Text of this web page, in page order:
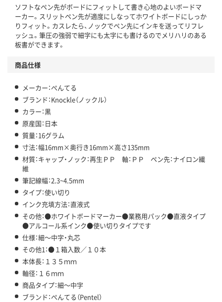
ソフトなペン先がボードにフィットして書き心地のよいボードマ
ーカー。スリットペン先が適度にしなってホワイトボードにしっか
りフィット。カスレたら、ノックでペン先にインキを送ってリフレ
ッシュ。筆圧の強弱で細字にも太字にも書けるのでメリハリのある
板書ができます。
商品仕様
メーカー：ぺんてる
ブランド：Knockle（ノックル）
カラー：黒
原産国：日本
質量：16グラム
寸法：幅16mm×奥行き16mm×高さ135mm
材質：キャップ・ノック：再生ＰＰ 軸：ＰＰ ペン先：ナイロン繊
維
筆記線幅：2.3~4.5mm
タイプ：使い切り
インク充填方法：直液式
その他：●ホワイトボードマーカー●業務用パック●直液タイプ
●アルコール系インク●使い切りタイプです
仕様：細～中字・丸芯
その他1：●１箱入数／１０本
本体長：１３５ｍｍ
軸径：１６ｍｍ
商品タイプ：細～中字
ブランド：ぺんてる（Pentel）